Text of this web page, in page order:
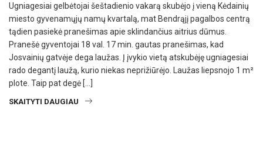
Ugniagesiai gelbėtojai šeštadienio vakarą skubėjo į vieną Kėdainių
miesto gyvenamųjų namų kvartalą, mat Bendrąjį pagalbos centrą
tądien pasiekė pranešimas apie sklindančius aitrius dūmus.
Pranešė gyventojai 18 val. 17 min. gautas pranešimas, kad
Josvainių gatvėje dega laužas. Į įvykio vietą atskubėję ugniagesiai
rado degantį laužą, kurio niekas neprižiūrėjo. Laužas liepsnojo 1 m²
plote. Taip pat degė […]
SKAITYTI DAUGIAU